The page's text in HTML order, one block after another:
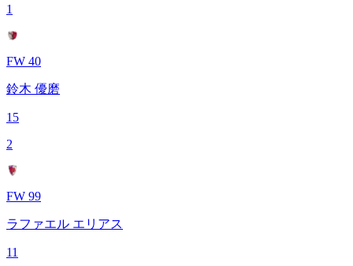
1
FW 40
鈴木 優磨
15
2
FW 99
ラファエル エリアス
11